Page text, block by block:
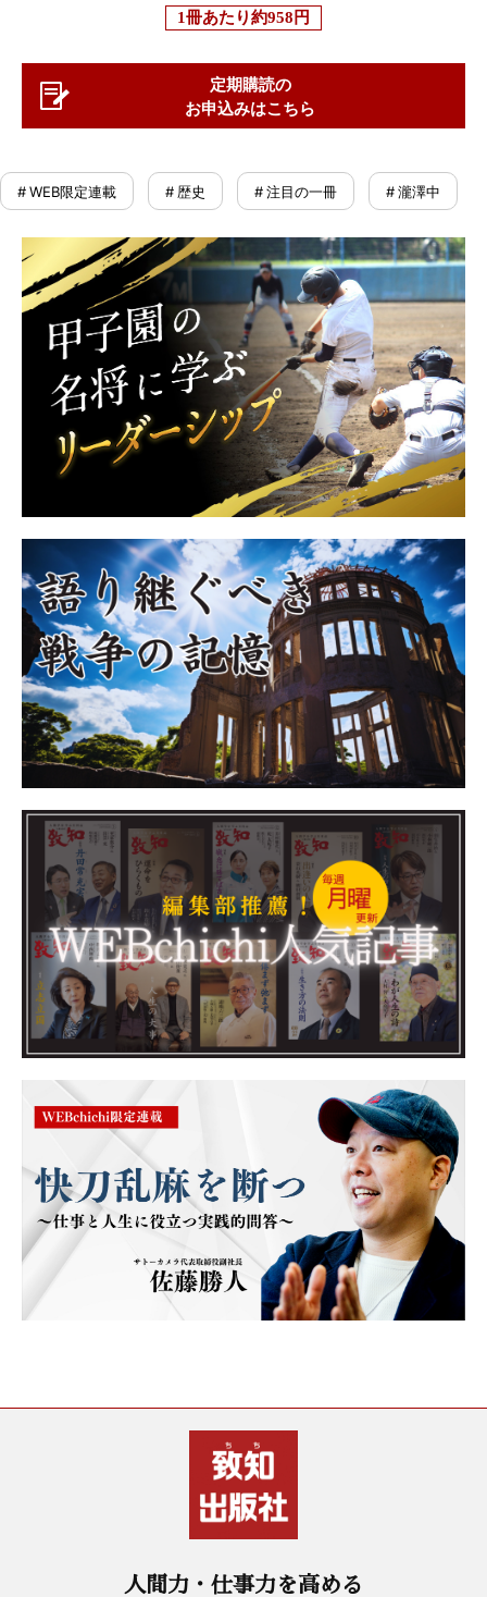
1冊あたり約958円
定期購読の
お申込みはこちら
# WEB限定連載 # 歴史 # 注目の一冊 # 瀧澤中
人間力・仕事力を高める